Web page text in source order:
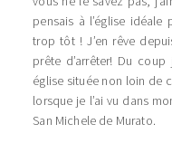
pensais à l’église idéale
trop tôt ! J’en rêve
prête d’arrêter! Du
église située non loin de
lorsque je l’ai vu dans
San Michele de Murato.